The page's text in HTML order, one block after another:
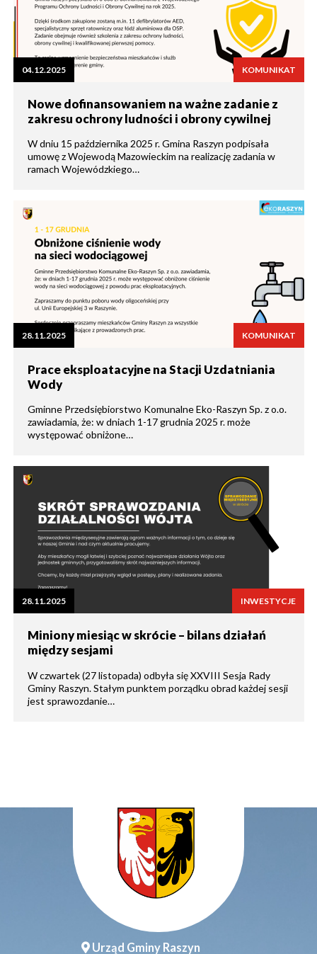
04.12.2025 KOMUNIKAT
Nowe dofinansowaniem na ważne zadanie z
zakresu ochrony ludności i obrony cywilnej
W dniu 15 października 2025 r. Gmina Raszyn podpisała
umowę z Wojewodą Mazowieckim na realizację zadania w
ramach Wojewódzkiego…
28.11.2025 KOMUNIKAT
Prace eksploatacyjne na Stacji Uzdatniania
Wody
Gminne Przedsiębiorstwo Komunalne Eko-Raszyn Sp. z o.o.
zawiadamia, że: w dniach 1-17 grudnia 2025 r. może
występować obniżone…
28.11.2025 INWESTYCJE
Miniony miesiąc w skrócie – bilans działań
między sesjami
W czwartek (27 listopada) odbyła się XXVIII Sesja Rady
Gminy Raszyn. Stałym punktem porządku obrad każdej sesji
jest sprawozdanie…
Urząd Gminy Raszyn